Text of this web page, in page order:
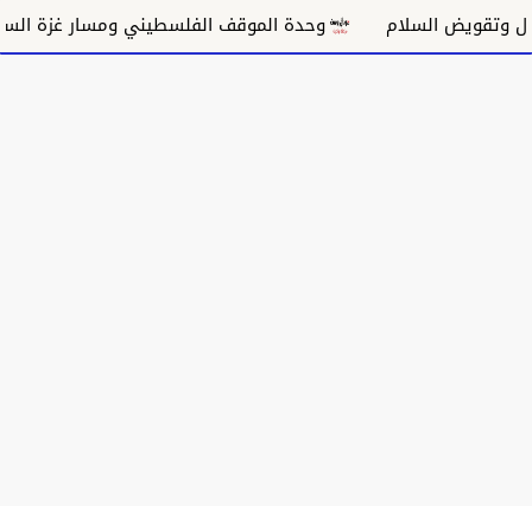
السلام وحدة الموقف الفلسطيني ومسار غزة السياسي